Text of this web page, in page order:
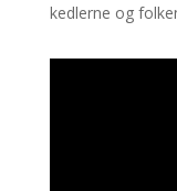
kedlerne og